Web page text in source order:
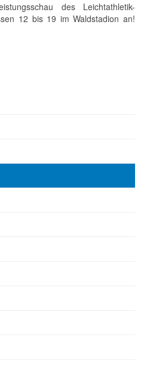
des Leichtathletik-
12 bis 19 im Waldstadion an!